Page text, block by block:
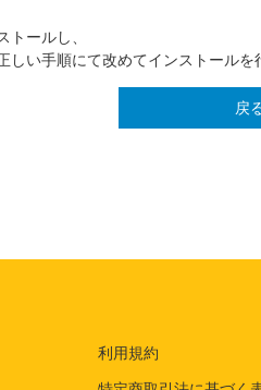
トールし、
しい手順にて改めてインストールを
戻
利用規約